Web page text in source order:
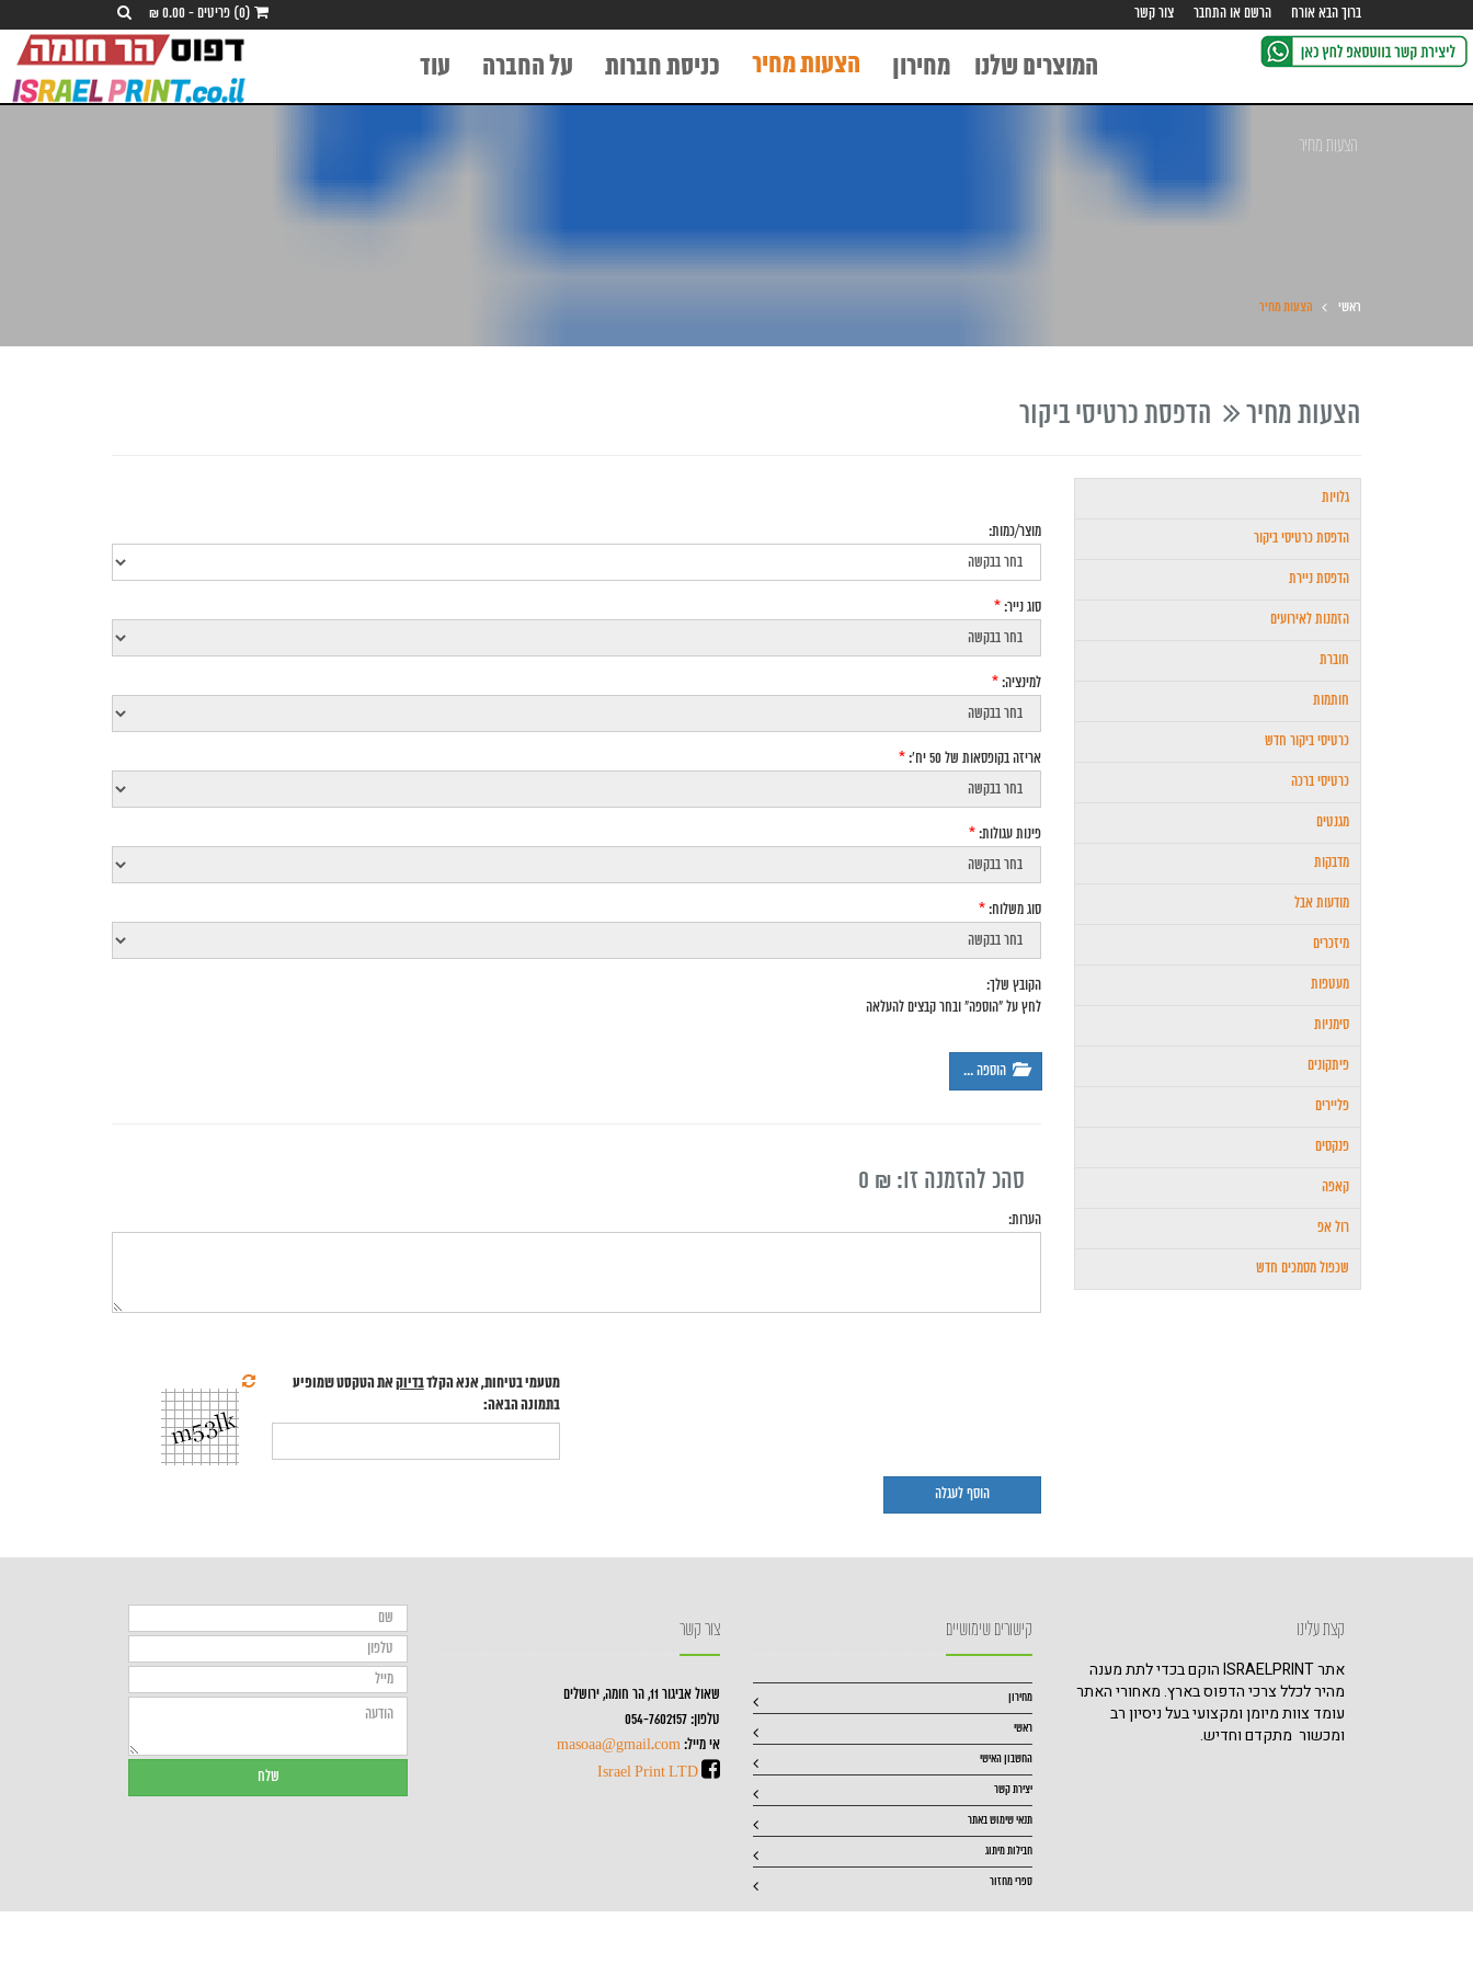
ברוך הבא אורח הרשם או התחבר צור קשר (0) פריטים - 0.00 ₪
המוצרים שלנו מחירון הצעות מחיר כניסת חברות על החברה עוד
הצעות מחיר
ראשי הצעות מחיר
הצעות מחיר הדפסת כרטיסי ביקור
גלויות
הדפסת כרטיסי ביקור
הדפסת ניירת
הזמנות לאירועים
חוברת
חותמות
כרטיסי ביקור חדש
כרטיסי ברכה
מגנטים
מדבקות
מודעות אבל
מיזכרים
מעטפות
סימניות
פיתקונים
פליירים
פנקסים
קאפה
רול אפ
שכפול מסמכים חדש
מוצר/כמות:
סוג נייר:*
למינציה:*
אריזה בקופסאות של 50 יח`: *
פינות עגולות:*
סוג משלוח:*
הקובץ שלך:
לחץ על "הוספה" ובחר קבצים להעלאה
הוספה …
סהכ להזמנה זו: ₪ 0
הערות:
מטעמי בטיחות, אנא הקלדבדיוקאת הטקסט שמופיע
בתמונה הבאה:
קצת עלינו
אתר ISRAELPRINT הוקם בכדי לתת מענה
מהיר לכלל צרכי הדפוס בארץ. מאחורי האתר
עומד צוות מיומן ומקצועי בעל ניסיון רב
ומכשור מתקדם וחדיש.
קישורים שימושיים
מחירון
ראשי
החשבון האישי
יצירת קשר
תנאי שימוש באתר
חבילות מיתוג
ספרי מחזור
צור קשר
שאול אביגור 11, הר חומה, ירושלים
טלפון: 054-7602157
אי מייל: masoaa@gmail.com
Israel Print LTD